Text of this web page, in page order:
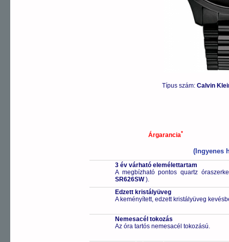
Típus szám: Calvin
Árgarancia*
(Ingyenes
3 év várható elemélettartam
A megbízható pontos quartz
SR626SW).
Edzett kristályüveg
A keményített, edzett kristályüveg
Nemesacél tokozás
Az óra tartós nemesacél tokozású.